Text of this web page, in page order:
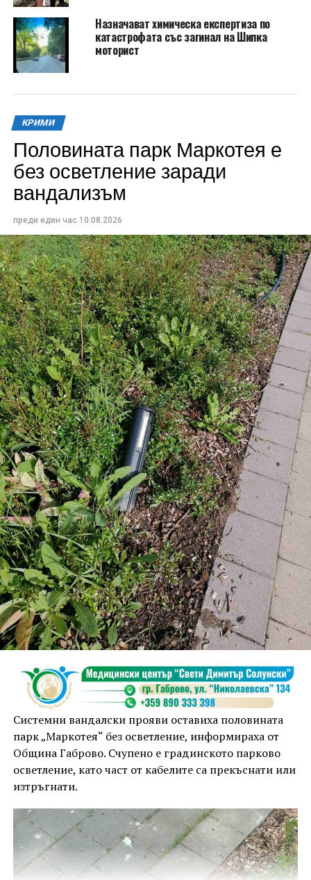
Назначават химическа експертиза по
катастрофата със загинал на Шипка
моторист
КРИМИ
Половината парк Маркотея е
без осветление заради
вандализъм
преди един час 10.08.2026
Системни вандалски прояви оставиха половината
парк „Маркотея“ без осветление, информираха от
Община Габрово. Счупено е градинското парково
осветление, като част от кабелите са прекъснати или
изтръгнати.